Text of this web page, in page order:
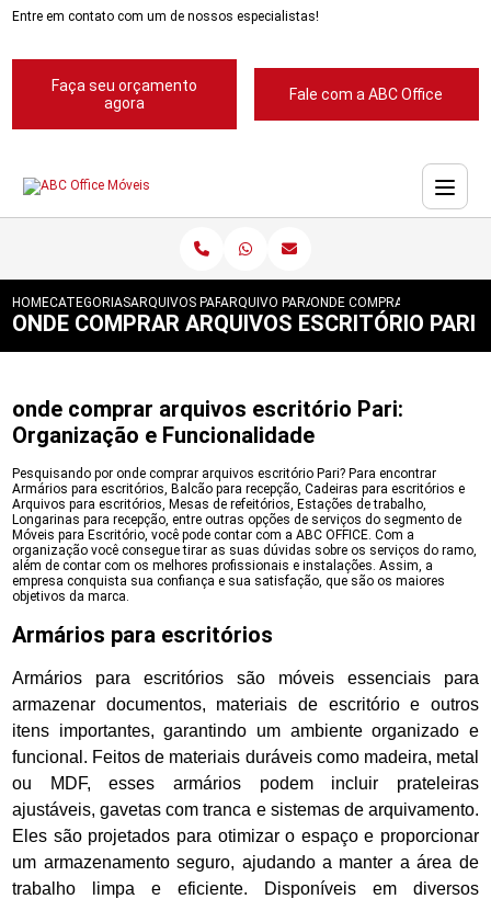
Entre em contato com um de nossos especialistas!
Faça seu orçamento
agora
Fale com a ABC Office
HOMECATEGORIASARQUIVOS PARA ESCRITORIOS
ARQUIVO PARA ESCRITORIOONDE COMPRAR ARQUIVOS
ONDE COMPRAR ARQUIVOS ESCRITÓRIO PARI
onde comprar arquivos escritório Pari:
Organização e Funcionalidade
Pesquisando por onde comprar arquivos escritório Pari? Para encontrar
Armários para escritórios, Balcão para recepção, Cadeiras para escritórios e
Arquivos para escritórios, Mesas de refeitórios, Estações de trabalho,
Longarinas para recepção, entre outras opções de serviços do segmento de
Móveis para Escritório, você pode contar com a ABC OFFICE. Com a
organização você consegue tirar as suas dúvidas sobre os serviços do ramo,
além de contar com os melhores profissionais e instalações. Assim, a
empresa conquista sua confiança e sua satisfação, que são os maiores
objetivos da marca.
Armários para escritórios
Armários para escritórios são móveis essenciais para
armazenar documentos, materiais de escritório e outros
itens importantes, garantindo um ambiente organizado e
funcional. Feitos de materiais duráveis como madeira, metal
ou MDF, esses armários podem incluir prateleiras
ajustáveis, gavetas com tranca e sistemas de arquivamento.
Eles são projetados para otimizar o espaço e proporcionar
um armazenamento seguro, ajudando a manter a área de
trabalho limpa e eficiente. Disponíveis em diversos